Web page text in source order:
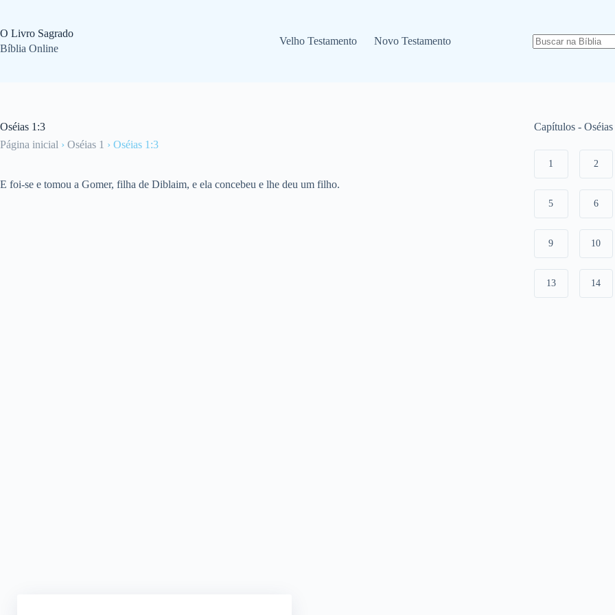
o
conteúdo
O Livro Sagrado
Bíblia Online
Velho Testamento Novo Testamento
Oséias 1:3
Página inicial › Oséias 1 › Oséias 1:3
E foi-se e tomou a Gomer, filha de Diblaim, e ela concebeu e lhe deu um filho.
Capítulos - Oséias
1 2
5 6
9 10
13 14